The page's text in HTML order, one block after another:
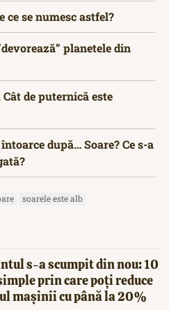
ce se numesc astfel?
planetele din
de puternică este
după… Soare? Ce s-a
soarele este alb
s-a scumpit din nou: 10
prin care poți reduce
mașinii cu până la 20%